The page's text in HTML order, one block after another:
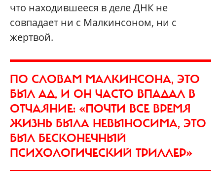
что находившееся в деле ДНК не
совпадает ни с Малкинсоном, ни с
жертвой.
ПО СЛОВАМ МАЛКИНСОНА, ЭТО
БЫЛ АД, И ОН ЧАСТО ВПАДАЛ В
ОТЧАЯНИЕ: «ПОЧТИ ВСЕ ВРЕМЯ
ЖИЗНЬ БЫЛА НЕВЫНОСИМА, ЭТО
БЫЛ БЕСКОНЕЧНЫЙ
ПСИХОЛОГИЧЕСКИЙ ТРИЛЛЕР»